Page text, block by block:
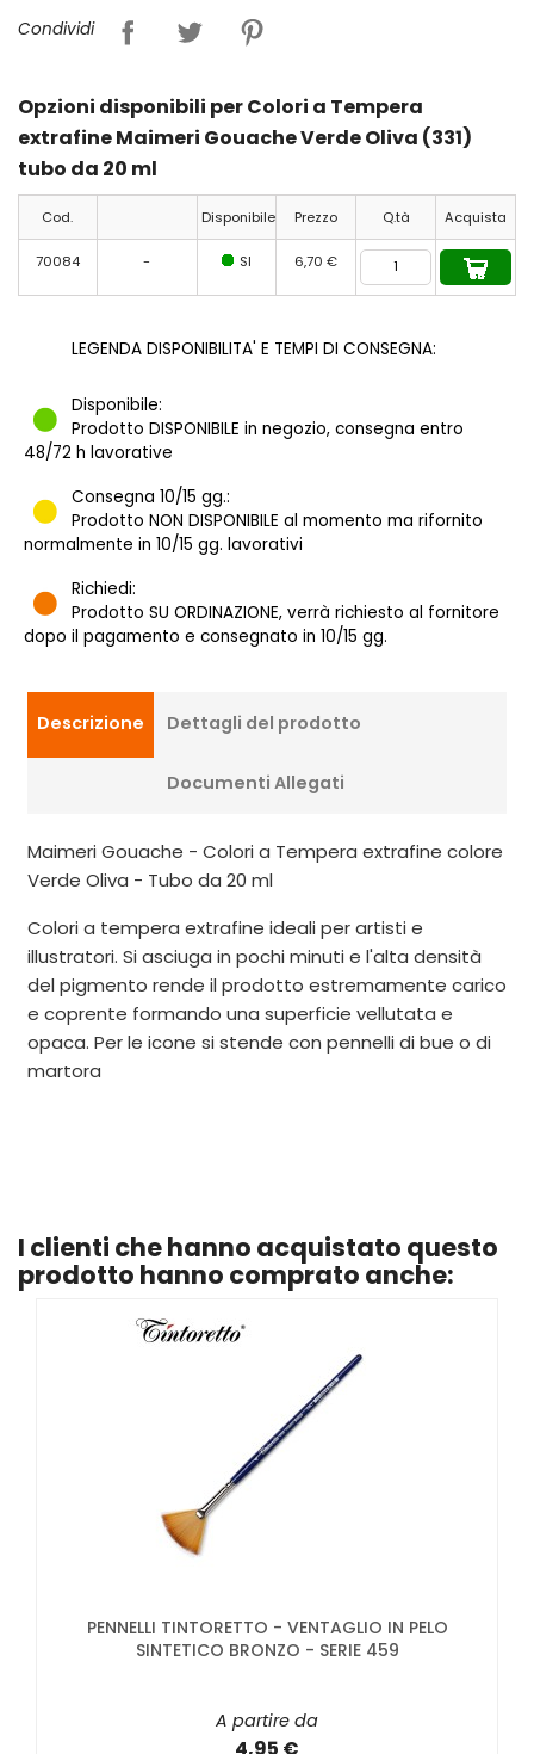
Condividi
Opzioni disponibili per Colori a Tempera
extrafine Maimeri Gouache Verde Oliva (331)
tubo da 20 ml
Cod. Disponibile Prezzo Q.tà Acquista
70084 - SI 6,70 €
LEGENDA DISPONIBILITA' E TEMPI DI CONSEGNA:
Disponibile:
Prodotto DISPONIBILE in negozio, consegna entro
48/72 h lavorative
Consegna 10/15 gg.:
Prodotto NON DISPONIBILE al momento ma rifornito
normalmente in 10/15 gg. lavorativi
Richiedi:
Prodotto SU ORDINAZIONE, verrà richiesto al fornitore
dopo il pagamento e consegnato in 10/15 gg.
Descrizione Dettagli del prodotto
Documenti Allegati
Maimeri Gouache - Colori a Tempera extrafine colore
Verde Oliva - Tubo da 20 ml
Colori a tempera extrafine ideali per artisti e
illustratori. Si asciuga in pochi minuti e l'alta densità
del pigmento rende il prodotto estremamente carico
e coprente formando una superficie vellutata e
opaca. Per le icone si stende con pennelli di bue o di
martora
I clienti che hanno acquistato questo
prodotto hanno comprato anche:
PENNELLI TINTORETTO - VENTAGLIO IN PELO
SINTETICO BRONZO - SERIE 459
A partire da